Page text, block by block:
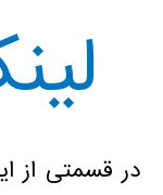
در قسمتی از